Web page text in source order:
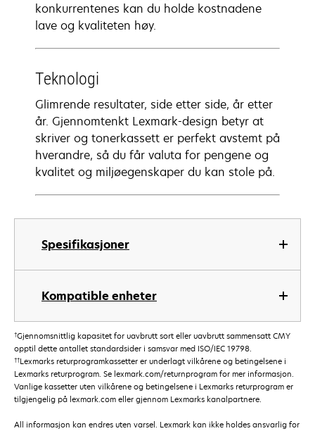
Spesifikasjoner
Kompatible enheter
konkurrentenes kan du holde kostnadene
lave og kvaliteten høy.
Teknologi
Glimrende resultater, side etter side, år etter
år. Gjennomtenkt Lexmark-design betyr at
skriver og tonerkassett er perfekt avstemt på
hverandre, så du får valuta for pengene og
kvalitet og miljøegenskaper du kan stole på.
†Gjennomsnittlig kapasitet for uavbrutt sort eller uavbrutt sammensatt CMY
opptil dette antallet standardsider i samsvar med ISO/IEC 19798.
††Lexmarks returprogramkassetter er underlagt vilkårene og betingelsene i
Lexmarks returprogram. Se lexmark.com/returnprogram for mer informasjon.
Vanlige kassetter uten vilkårene og betingelsene i Lexmarks returprogram er
tilgjengelig på lexmark.com eller gjennom Lexmarks kanalpartnere.
All informasjon kan endres uten varsel. Lexmark kan ikke holdes ansvarlig for